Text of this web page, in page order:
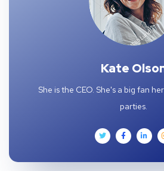
Kate
She is the CEO. She's a big fan
parties.